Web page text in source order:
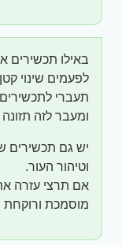
באילו
לפעמים שינוי
תעברי לתכשירים
ומעבר לזה תזונה
יש גם תכשירים
וטיהור העור.
אם תרצי עזרה
מוסמכת ורוקחת